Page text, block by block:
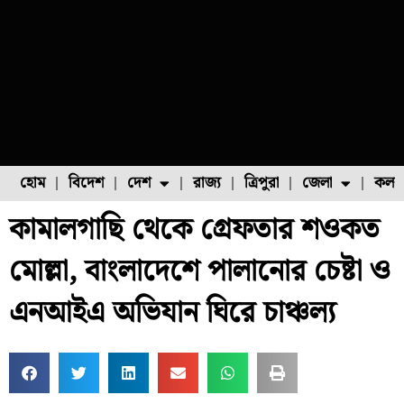
হোম বিদেশ দেশ
ফুল চাষ ফল চাষ মাছ চাষ পোল্ট্রি চাষ
রাজ্য ত্রিপুরা জেলা
উত্তর ২৪ পরগনা
কামালগাছি থেকে গ্রেফতার শওকত
মোল্লা, বাংলাদেশে পালানোর চেষ্টা ও
এনআইএ অভিযান ঘিরে চাঞ্চল্য